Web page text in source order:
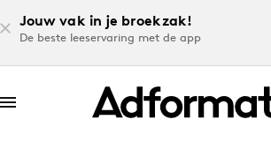
Jouw vak in je broekzak!
De beste leeservaring met de app